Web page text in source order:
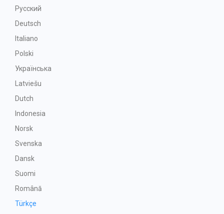
Русский
Deutsch
Italiano
Polski
Українська
Latviešu
Dutch
Indonesia
Norsk
Svenska
Dansk
Suomi
Română
Türkçe